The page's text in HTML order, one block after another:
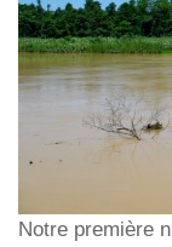
Notre première